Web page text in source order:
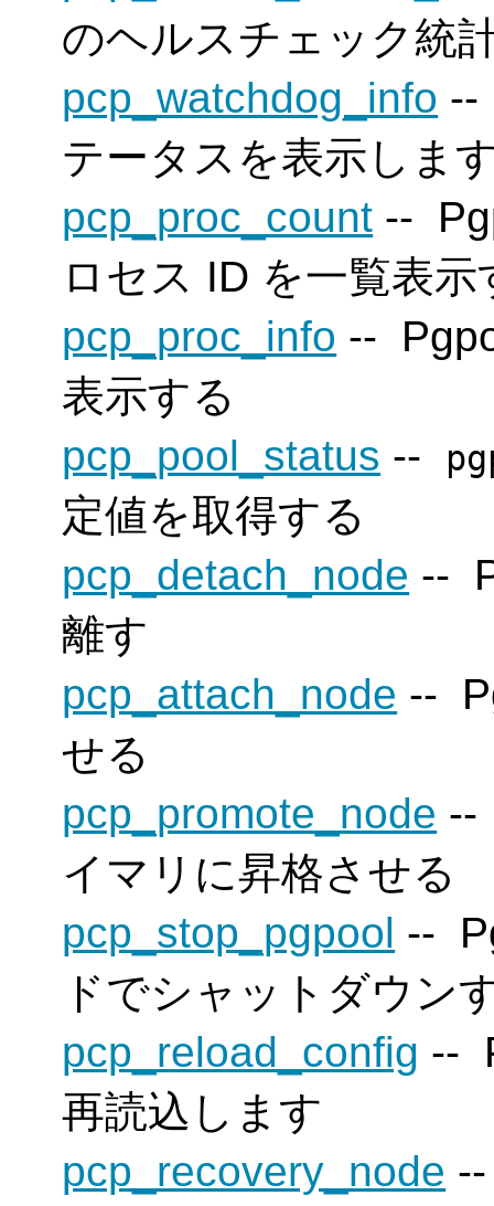
のヘルスチェック統
pcp_watchdog_info
テータスを表示しま
pcp_proc_count --
ロセス ID を一覧表示
pcp_proc_info --
表示する
pcp_pool_status --
定値を取得する
pcp_detach_node --
離す
pcp_attach_node --
せる
pcp_promote_node
イマリに昇格させる
pcp_stop_pgpool --
ドでシャットダウン
pcp_reload_config --
再読込します
pcp_recovery_node